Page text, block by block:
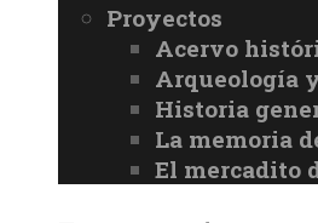
Proyectos
Acervo
Arqueología
Historia
La memoria
El mercadito